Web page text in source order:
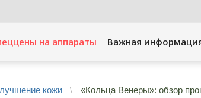
на аппараты Важная
кожи «Кольца Венеры»: обзор